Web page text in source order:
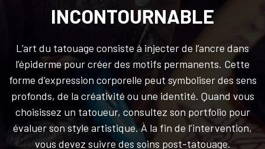
INCONTOURNABLE
L’art du tatouage consiste à injecter de l’ancre dans
l’épiderme pour créer des motifs permanents. Cette
forme d’expression corporelle peut symboliser des sens
profonds, de la créativité ou une identité. Quand vous
choisissez un tatoueur, consultez son portfolio pour
évaluer son style artistique. À la fin de l’intervention,
vous devez suivre des soins post-tatouage.